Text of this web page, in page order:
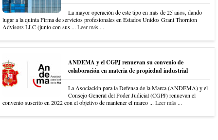
La mayor operación de este tipo en más de 25 años, dando
lugar a la quinta Firma de servicios profesionales en Estados Unidos Grant Thornton
Advisors LLC (junto con sus ... Leer más ...
ANDEMA y el CGPJ renuevan su convenio de
colaboración en materia de propiedad industrial
La Asociación para la Defensa de la Marca (ANDEMA) y el
Consejo General del Poder Judicial (CGPJ) renuevan el
convenio suscrito en 2022 con el objetivo de mantener el marco ... Leer más ...